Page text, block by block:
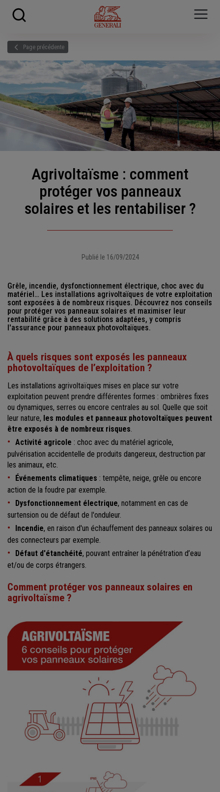
Page précédente
Agrivoltaïsme : comment
protéger vos panneaux
solaires et les rentabiliser ?
Publié le 16/09/2024
Grêle, incendie, dysfonctionnement électrique, choc avec du
matériel… Les installations agrivoltaïques de votre exploitation
sont exposées à de nombreux risques. Découvrez nos conseils
pour protéger vos panneaux solaires et maximiser leur
rentabilité grâce à des solutions adaptées, y compris
l'assurance pour panneaux photovoltaïques.
À quels risques sont exposés les panneaux
photovoltaïques de l’exploitation ?
Les installations agrivoltaïques mises en place sur votre
exploitation peuvent prendre différentes formes : ombrières fixes
ou dynamiques, serres ou encore centrales au sol. Quelle que soit
leur nature, les modules et panneaux photovoltaïques peuvent
être exposés à de nombreux risques.
Activité agricole : choc avec du matériel agricole,
pulvérisation accidentelle de produits dangereux, destruction par
les animaux, etc.
Événements climatiques : tempête, neige, grêle ou encore
action de la foudre par exemple.
Dysfonctionnement électrique, notamment en cas de
surtension ou de défaut de l'onduleur.
Incendie, en raison d'un échauffement des panneaux solaires ou
des connecteurs par exemple.
Défaut d'étanchéité, pouvant entraîner la pénétration d’eau
et/ou de corps étrangers.
Comment protéger vos panneaux solaires en
agrivoltaïsme ?